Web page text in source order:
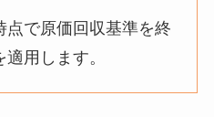
点で原価回収基準を終
用します。